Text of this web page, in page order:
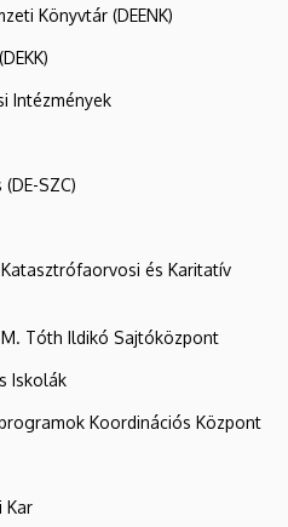
Könyvtár (DEENK)
Intézmények
SZC)
és Karitatív
Tóth Ildikó Sajtóközpont
Iskolák
Koordinációs Központ
Kar